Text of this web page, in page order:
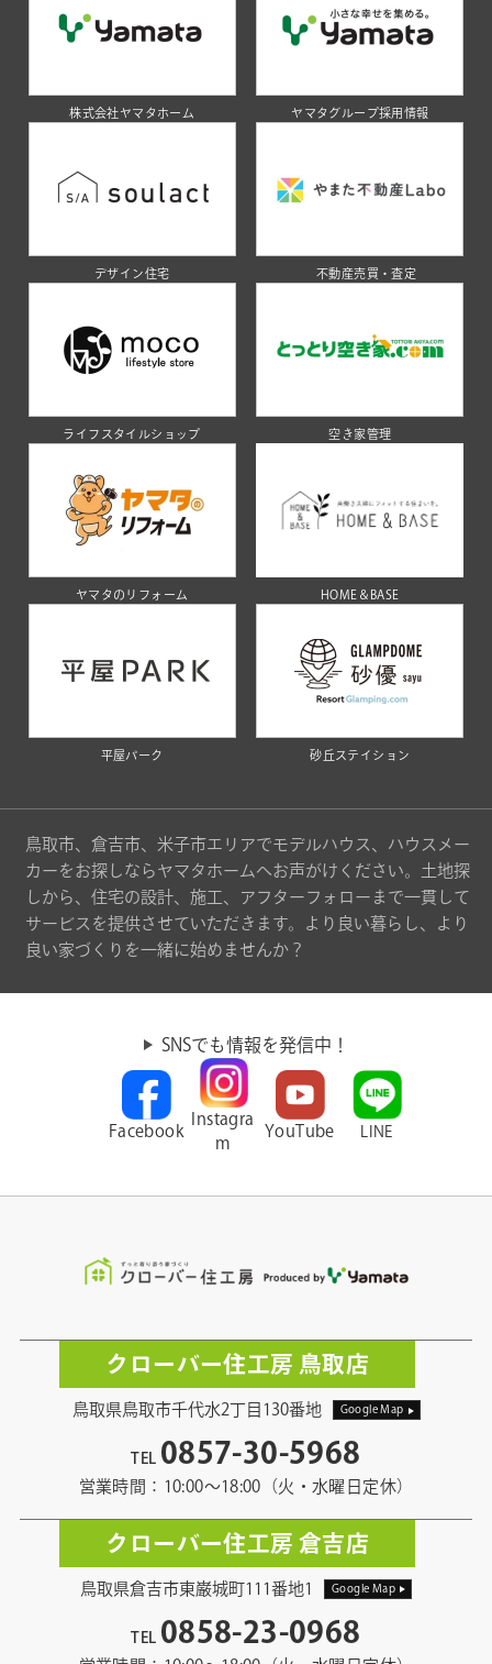
株式会社ヤマタホーム ヤマタグループ採用情報
デザイン住宅 不動産売買・査定
ライフスタイルショップ 空き家管理
ヤマタのリフォーム HOME＆BASE
平屋パーク 砂丘ステイション
鳥取市、倉吉市、米子市エリアでモデルハウス、ハウスメー
カーをお探しならヤマタホームへお声がけください。土地探
しから、住宅の設計、施工、アフターフォローまで一貫して
サービスを提供させていただきます。より良い暮らし、より
良い家づくりを一緒に始めませんか？
SNSでも情報を発信中！
Facebook
Instagra
m
YouTube LINE
クローバー住工房 鳥取店
鳥取県鳥取市千代水2丁目130番地 Google Map
TEL 0857-30-5968
営業時間：10:00〜18:00（火・水曜日定休）
クローバー住工房 倉吉店
鳥取県倉吉市東巌城町111番地1 Google Map
TEL 0858-23-0968